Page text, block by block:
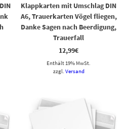
Klappkarten mit Umschlag DIN
A6, Trauerkarten Vögel fliegen,
Danke Sagen nach Beerdigung,
Trauerfall
12,99€
Enthält 19% MwSt.
zzgl. Versand